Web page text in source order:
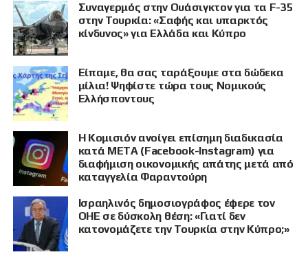
Συναγερμός στην Ουάσιγκτον για τα F-35
στην Τουρκία: «Σαφής και υπαρκτός
κίνδυνος» για Ελλάδα και Κύπρο
Είπαμε, θα σας ταράξουμε στα δώδεκα
μίλια! Ψηφίστε τώρα τους Νομικούς
Ελλήσποντους
Η Κομισιόν ανοίγει επίσημη διαδικασία
κατά META (Facebook-Instagram) για
διαφήμιση οικονομικής απάτης μετά από
καταγγελία Φαραντούρη
Ισραηλινός δημοσιογράφος έφερε τον
ΟΗΕ σε δύσκολη θέση: «Γιατί δεν
κατονομάζετε την Τουρκία στην Κύπρο;»